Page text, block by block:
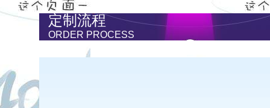
定制流程
ORDER PROCESS